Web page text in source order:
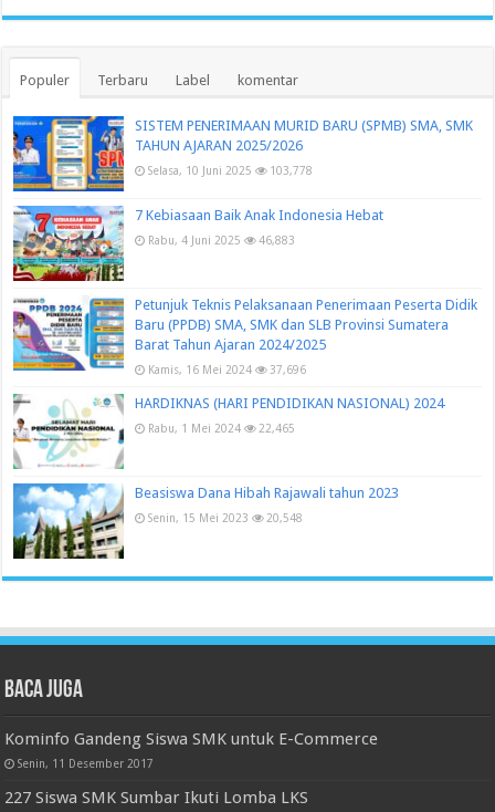
Populer Terbaru Label komentar
SISTEM PENERIMAAN MURID BARU (SPMB) SMA, SMK
TAHUN AJARAN 2025/2026
Selasa, 10 Juni 2025 103,778
7 Kebiasaan Baik Anak Indonesia Hebat
Rabu, 4 Juni 2025 46,883
Petunjuk Teknis Pelaksanaan Penerimaan Peserta Didik
Baru (PPDB) SMA, SMK dan SLB Provinsi Sumatera
Barat Tahun Ajaran 2024/2025
Kamis, 16 Mei 2024 37,696
HARDIKNAS (HARI PENDIDIKAN NASIONAL) 2024
Rabu, 1 Mei 2024 22,465
Beasiswa Dana Hibah Rajawali tahun 2023
Senin, 15 Mei 2023 20,548
Baca juga
Kominfo Gandeng Siswa SMK untuk E-Commerce
Senin, 11 Desember 2017
227 Siswa SMK Sumbar Ikuti Lomba LKS